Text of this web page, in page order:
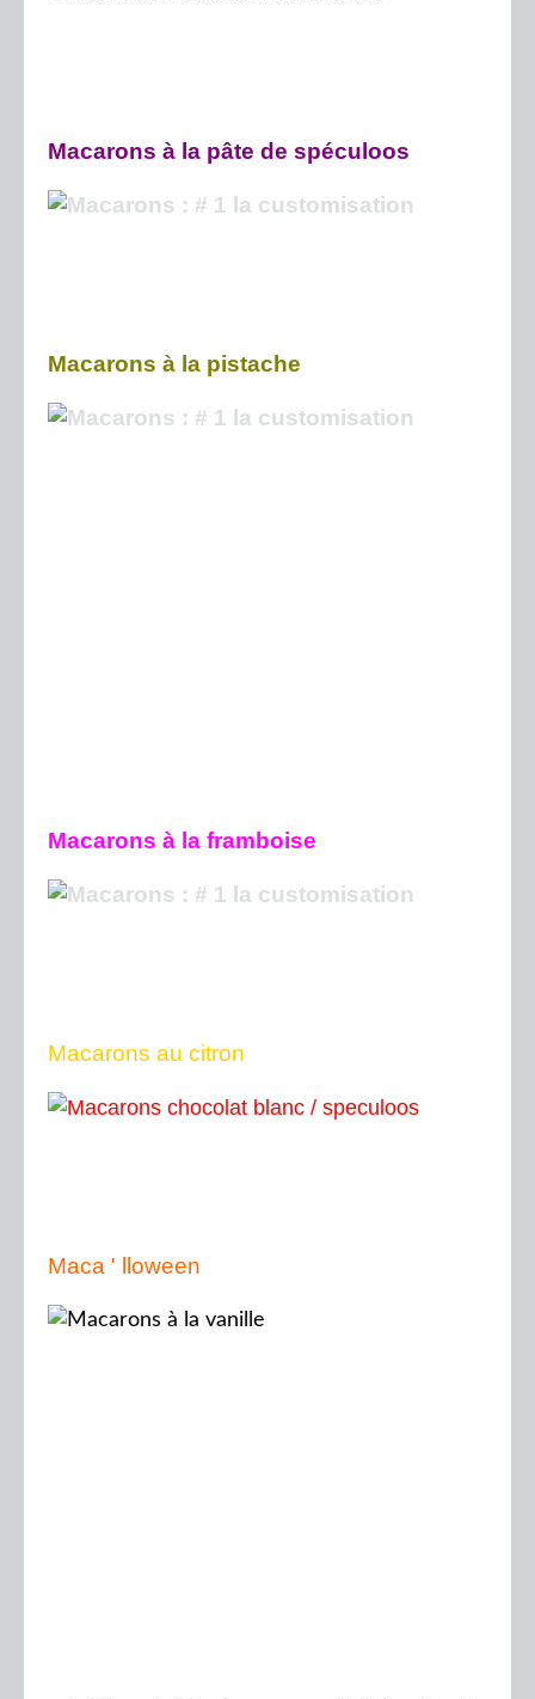
Macarons à la pâte de spéculoos
Macarons à la pistache
Macarons à la framboise
Macarons au citron
Maca ' lloween